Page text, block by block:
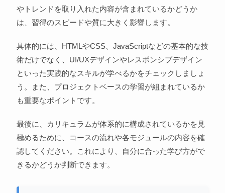
やトレンドを取り入れた内容が含まれているかどうか
は、習得のスピードや質に大きく影響します。
具体的には、HTMLやCSS、JavaScriptなどの基本的な技
術だけでなく、UI/UXデザインやレスポンシブデザイン
といった実践的なスキルが学べるかをチェックしましょ
う。また、プロジェクトベースの学習が組まれているか
も重要なポイントです。
最後に、カリキュラムが体系的に構成されているかを見
極めるために、コースの流れや各モジュールの内容を確
認してください。これにより、自分に合った学び方がで
きるかどうか判断できます。